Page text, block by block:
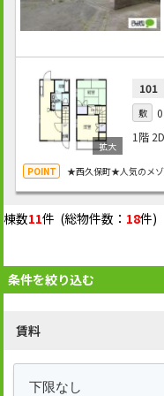
101
敷
1階
★西久保町★人気のメゾ
棟数11件 (総物件数： 18件)
条件を絞り込む
賃料